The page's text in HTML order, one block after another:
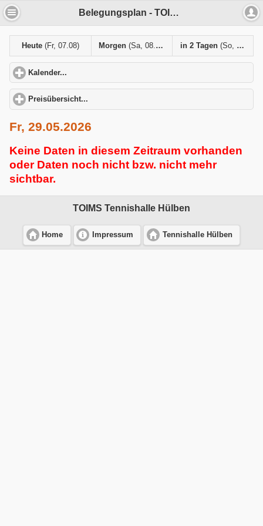
Belegungsplan - TOIMS Tennishalle Hülben
Heute (Fr, 07.08) Morgen(Sa, 08.08) in 2 Tagen (So, 09.08)
Kalender...
Preisübersicht...
Fr, 29.05.2026
Keine Daten in diesem Zeitraum vorhanden
oder Daten noch nicht bzw. nicht mehr
sichtbar.
TOIMS Tennishalle Hülben
Home Impressum Tennishalle Hülben